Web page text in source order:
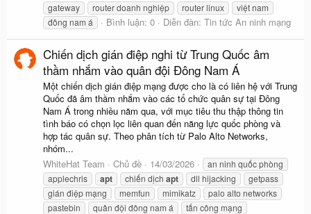
gateway
router doanh nghiệp router linux
việt nam
đông nam á
Bình luận: 0 Diễn đàn: Tin tức An ninh mạng
Chiến dịch gián điệp nghi từ Trung Quốc âm
thầm nhắm vào quân đội Đông Nam Á
Một chiến dịch gián điệp mạng được cho là có liên hệ với Trung
Quốc đã âm thầm nhắm vào các tổ chức quân sự tại Đông
Nam Á trong nhiều năm qua, với mục tiêu thu thập thông tin
tình báo có chọn lọc liên quan đến năng lực quốc phòng và
hợp tác quân sự. Theo phân tích từ Palo Alto Networks,
nhóm...
WhiteHat Team
Chủ đề 14/03/2026
an ninh quốc phòng
applechris
apt chiến dịch apt dll hijacking
getpass
gián điệp mạng
memfun mimikatz
palo alto networks
pastebin
quân đội đông nam á
tấn công mạng